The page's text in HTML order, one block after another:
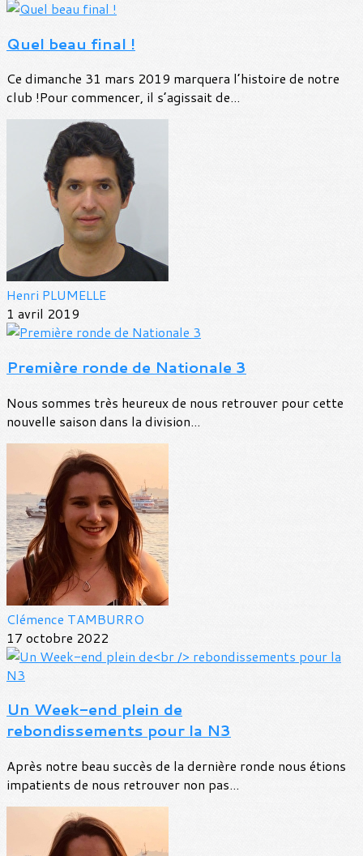
Quel beau final !
Ce dimanche 31 mars 2019 marquera l’histoire de notre
club !Pour commencer, il s’agissait de...
Henri PLUMELLE
1 avril 2019
Première ronde de Nationale 3
Nous sommes très heureux de nous retrouver pour cette
nouvelle saison dans la division...
Clémence TAMBURRO
17 octobre 2022
Un Week-end plein de
rebondissements pour la N3
Après notre beau succès de la dernière ronde nous étions
impatients de nous retrouver non pas...